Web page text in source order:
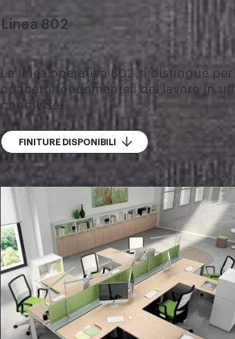
Linea 802
La linea operativa 802 si distingue
concetti fondamentali del lavoro in
condivise.
FINITURE DISPONIBILI